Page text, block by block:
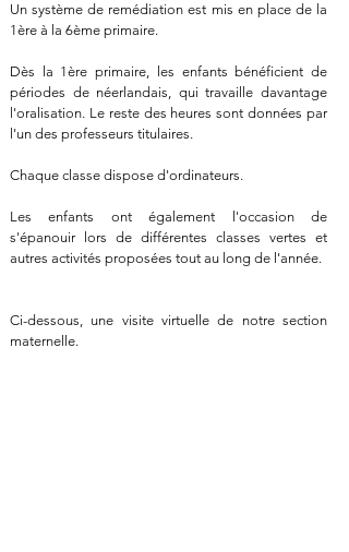
​Un système de remédiation est mis en place de la
1ère à la 6ème primaire.
Dès la 1ère primaire, les enfants bénéficient de
périodes de néerlandais, qui travaille davantage
l'oralisation. Le reste des heures sont données par
l'un des professeurs titulaires.
Chaque classe dispose d'ordinateurs.
Les enfants ont également l'occasion de
s'épanouir lors de différentes classes vertes et
autres activités proposées tout au long de l'année.
Ci-dessous, une visite virtuelle de notre section
maternelle.